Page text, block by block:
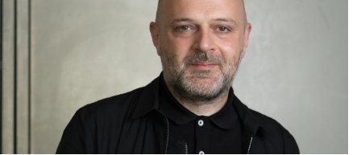
Untermenü
Untermenü
Untermenü